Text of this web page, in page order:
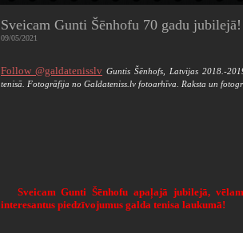
Sveicam Gunti Šēnhofu 70 gadu jubilejā!
09/05/2021
Follow @galdatenisslv Guntis Šēnhofs, Latvijas 2018.-
tenisā. Fotogrāfija no Galdateniss.lv fotoarhīva. Raksta un
Sveicam Gunti Šēnhofu apaļajā jubilejā,
interesantus piedzīvojumus galda tenisa laukumā!